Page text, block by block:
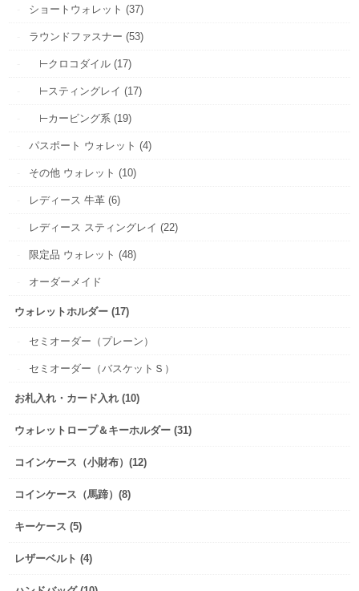
ショートウォレット (37)
ラウンドファスナー (53)
⊢クロコダイル (17)
⊢スティングレイ (17)
⊢カービング系 (19)
パスポート ウォレット (4)
その他 ウォレット (10)
レディース 牛革 (6)
レディース スティングレイ (22)
限定品 ウォレット (48)
オーダーメイド
ウォレットホルダー (17)
セミオーダー（プレーン）
セミオーダー（バスケットＳ）
お札入れ・カード入れ (10)
ウォレットロープ＆キーホルダー (31)
コインケース（小財布）(12)
コインケース（馬蹄）(8)
キーケース (5)
レザーベルト (4)